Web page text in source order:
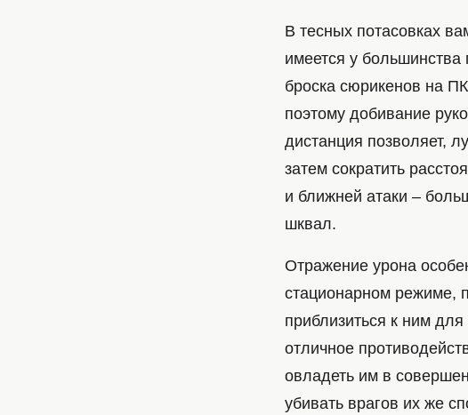
В тесных потасовках
имеется у большинства
броска сюрикенов на
поэтому добивание
дистанция позволяет,
затем сократить
и ближней атаки –
шквал.
Отражение урона
стационарном режиме,
приблизиться к ним
отличное
овладеть им в
убивать врагов их же